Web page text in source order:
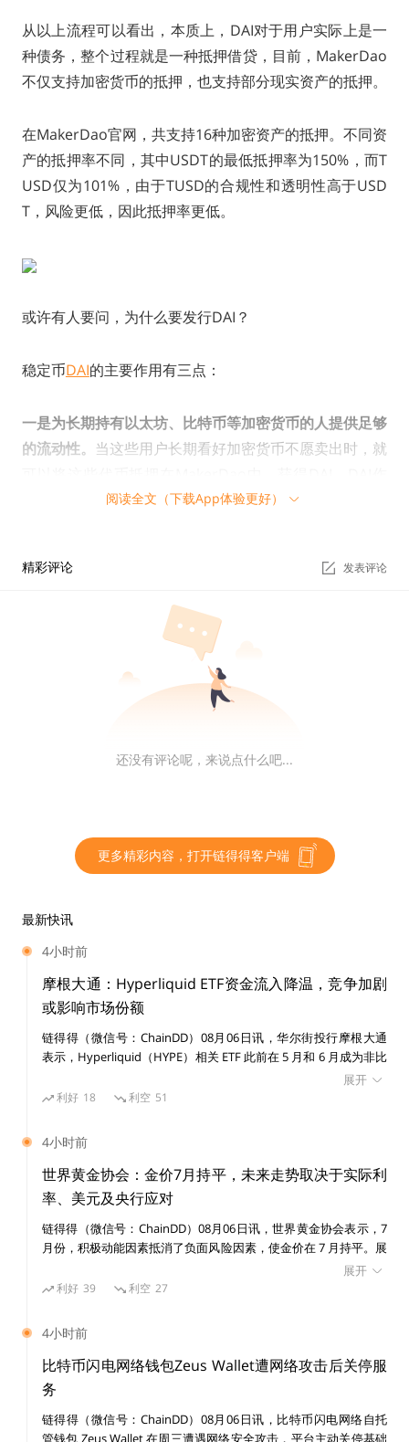
从以上流程可以看出，本质上，DAI对于用户实际上是一
种债务，整个过程就是一种抵押借贷，目前，MakerDao
不仅支持加密货币的抵押，也支持部分现实资产的抵押。
在MakerDao官网，共支持16种加密资产的抵押。不同资
产的抵押率不同，其中USDT的最低抵押率为150%，而T
USD仅为101%，由于TUSD的合规性和透明性高于USD
T，风险更低，因此抵押率更低。
或许有人要问，为什么要发行DAI？
稳定币DAI的主要作用有三点：
一是为长期持有以太坊、比特币等加密货币的人提供足够
的流动性。 当这些用户长期看好加密货币不愿卖出时，就
为一种ERC20格式的稳定币，不仅可以在以太坊生态中流
二是行情不好时，对冲风险。
机行业，波动远远大于一般市场，当市场暴跌时，人们可
三是为以太坊生态提供足够的流动性。
SDT由于透明性和合规性问题一直是悬在许多投资者头上
心化资产。
元左右，自流动性挖矿开启之后，DAI的发行量迅速增
为27亿美元以上，这与Defipluse数据基本一致。
从锁仓量来看，MakerDAO中锁定资产为27亿美元，
排名第一，WBTC紧随其后，排名第二，DAI成为名副其
实的第一大去中心化稳定币。
治理型代币MKR
MKR 是整个 MakerDAO 体系中的管理型和权益型代币。
类、修改已有抵押债仓种类、修改敏感参数、修改目标价
变化率、选择可信任的预言机、调整喂价敏感度和选择全
局清算者七个风险系统行为投票。同时，MKR 的持有者
还可以参与修改 Dai稳定币系统中抵押债仓（CDP）中的
阅读全文（下载App体验更好）
精彩评论 发表评论
还没有评论呢，来说点什么吧...
更多精彩内容，打开链得得客户端
最新快讯
4小时前
摩根大通：Hyperliquid ETF资金流入降温，竞争加剧
或影响市场份额
链得得（微信号：ChainDD）08月06日讯，华尔街投行摩根大通
表示，Hyperliquid（HYPE）相关 ETF 此前在 5 月和 6 月成为非比
特币加密基金中资金流入表现最强的产品之一，但随着市场竞争加
剧，其资金流入在 7 月和 8 月初明显放缓，市场对该协议未来竞争
队在报告中指出，Hyperliquid ETF 相对于资产管理规模（AUM）
的资金流入比例在 5 月和 6 月领先其他非 BTC 加密基金，但这一
趋势在近期已经消退。 Hyperliquid 今年成为加密市场最受关注的
增长项目之一，其原生代币 HYPE 因交易者大量使用其去中心化永
续合约交易平台而大幅上涨。快速增长使 Hyperliquid 成为比特币
和以太坊之外规模最大的加密生态之一，并吸引机构资金、企业财
库投资者以及 ETF 发行商关注。 不过，摩根大通认为，去中心化
衍生品平台正面临来自受监管中心化交易所的竞争压力。随着美国
监管框架下的加密永续合约产品逐步推出，部分交易活动可能从
指出，Hyperliquid 正在拓展预测市场业务，以降低对永续合约交
易手续费收入的依赖，但该领域同样面临日益激烈的竞争。 摩根
大通表示，尽管 Hyperliquid 是今年加密市场表现最亮眼的项目之
一，并已成为企业加密资产储备中规模排名第四的资产（仅次于比
特币、以太坊和 Solana），但其能否继续从 Solana、XRP 等竞争
者手中扩大市场份额仍存在不确定性。 数据显示，比特币和以太
展开
利好 18 利空 51
4小时前
世界黄金协会：金价7月持平，未来走势取决于实际利
率、美元及央行应对
链得得（微信号：ChainDD）08月06日讯，世界黄金协会表示，7
月份，积极动能因素抵消了负面风险因素，使金价在 7 月持平。展
望未来，不能排除出现类似于 20 世纪 70 年代末的第二波高通胀。
但这本身并不意味着黄金会大幅上涨，这取决于实际利率、美元、
在 7 月吸引了 30 亿美元的资金流入，扭转了连续两个月的流出态
势，使总资产管理规模升至 5300 亿美元；持仓量增加 23 吨，至
4068 吨。黄金市场流动性持续放松，日均交易量降至 3560 亿美
元/日，环比下降 3.5%。欧洲引领了 7 月份黄金市场的复苏，吸引
20 亿美元资金流入，而亚洲增加了 6.16 亿美元流入，仍是年初至
今全球 ETF 市场资金流入的最大贡献者
展开
利好 39 利空 27
4小时前
比特币闪电网络钱包Zeus Wallet遭网络攻击后关停服
务
链得得（微信号：ChainDD）08月06日讯，比特币闪电网络自托
管钱包 Zeus Wallet 在周三遭遇网络安全攻击，平台主动关停基础